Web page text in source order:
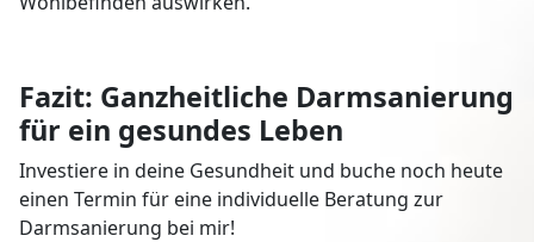
Fazit: Ganzheitliche Darmsanierung
für ein gesundes Leben
Investiere in deine Gesundheit und buche noch heute
einen Termin für eine individuelle Beratung zur
Darmsanierung bei mir!